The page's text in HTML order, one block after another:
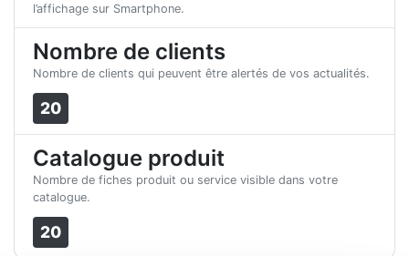
l’affichage sur Smartphone.
Nombre de clients
Nombre de clients qui peuvent être alertés de vos actualités.
20
Catalogue produit
Nombre de fiches produit ou service visible dans votre
catalogue.
20